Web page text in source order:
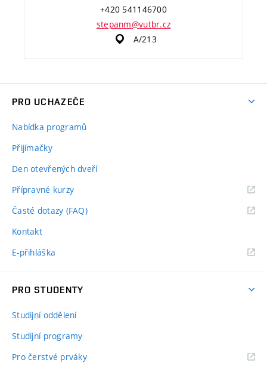
+420 541146700
stepanm@vutbr.cz
A/213
PRO UCHAZEČE
Nabídka programů
Přijímačky
Den otevřených dveří
Přípravné kurzy
Časté dotazy (FAQ)
Kontakt
E-přihláška
PRO STUDENTY
Studijní oddělení
Studijní programy
Pro čerstvé prváky